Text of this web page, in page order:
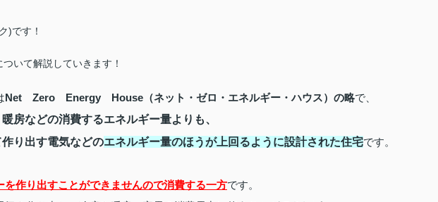
)です！
ついて解説していきます！
Net Zero Energy House （ネット・ゼロ・エネルギー・ハウス）の略で、
房などの消費するエネルギー量よりも、
り出す電気などのエネルギー量のほうが上回るように設計された住宅です。
を作り出すことができませんので消費する一方です。